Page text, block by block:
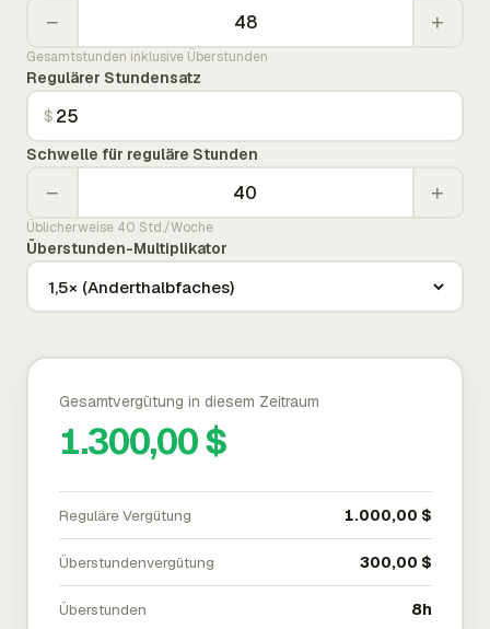
− +
Gesamtstunden inklusive Überstunden
Regulärer Stundensatz
$
Schwelle für reguläre Stunden
− +
Üblicherweise 40 Std./Woche
Überstunden-Multiplikator
Gesamtvergütung in diesem Zeitraum
1.300,00 $
Reguläre Vergütung 1.000,00 $
Überstundenvergütung 300,00 $
Überstunden 8h